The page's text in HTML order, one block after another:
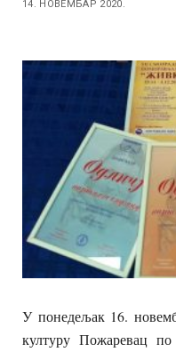
14. НОВЕМБАР 2020.
У понедељак 16.
културу Пожаревац